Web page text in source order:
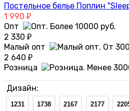
Постельное белье Поплин
1 990 ₽
Опт
2 330 ₽
Малый опт
2 640 ₽
Розница
Дизайн:
1231 1738 2167 2177